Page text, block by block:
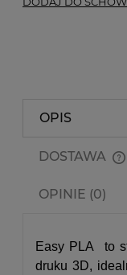
OPIS
DOSTAWA
OPINIE (0)
Easy PLA to
druku 3D,